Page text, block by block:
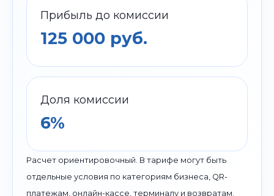
Прибыль до комиссии
125 000 руб.
Доля комиссии
6%
Расчет ориентировочный. В тарифе могут быть
отдельные условия по категориям бизнеса, QR-
платежам, онлайн-кассе, терминалу и возвратам.